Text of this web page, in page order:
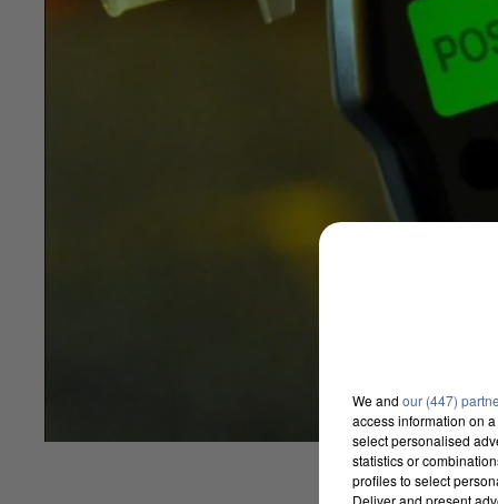
We and our (447)
access information on
select personalised
statistics or
profiles to select
Deliver and present